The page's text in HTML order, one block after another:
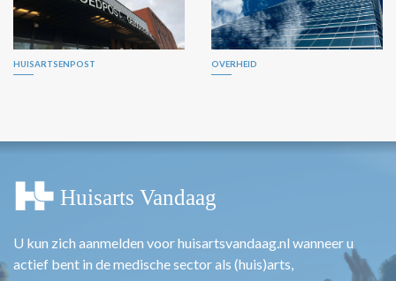
HUISARTSENPOST OVERHEID
U kun zich aanmelden voor huisartsvandaag.nl wanneer u
actief bent in de medische sector als (huis)arts,